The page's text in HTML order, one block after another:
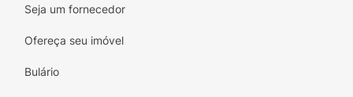
Seja um fornecedor
Ofereça seu imóvel
Bulário